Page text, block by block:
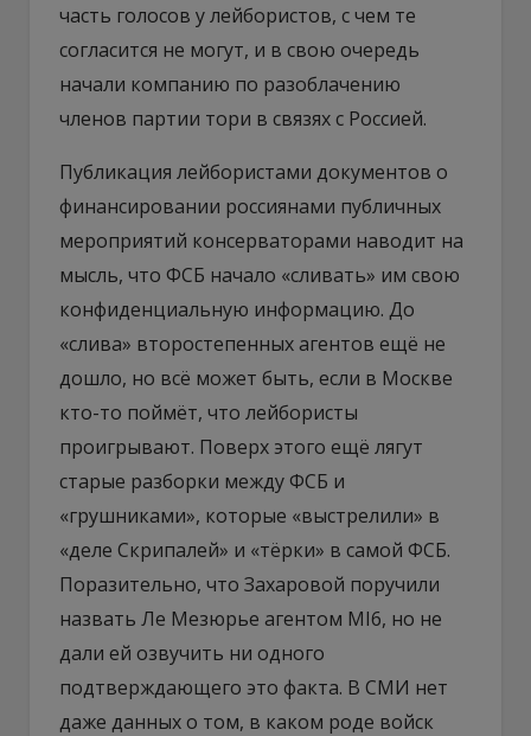
часть голосов у лейбористов, с чем те
согласится не могут, и в свою очередь
начали компанию по разоблачению
членов партии тори в связях с Россией.
Публикация лейбористами документов о
финансировании россиянами публичных
мероприятий консерваторами наводит на
мысль, что ФСБ начало «сливать» им свою
конфиденциальную информацию. До
«слива» второстепенных агентов ещё не
дошло, но всё может быть, если в Москве
кто-то поймёт, что лейбористы
проигрывают. Поверх этого ещё лягут
старые разборки между ФСБ и
«грушниками», которые «выстрелили» в
«деле Скрипалей» и «тёрки» в самой ФСБ.
Поразительно, что Захаровой поручили
назвать Ле Мезюрье агентом MI6, но не
дали ей озвучить ни одного
подтверждающего это факта. В СМИ нет
даже данных о том, в каком роде войск